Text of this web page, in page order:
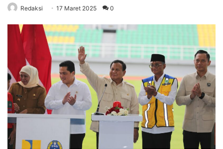
Redaksi 17 Maret 2025 0